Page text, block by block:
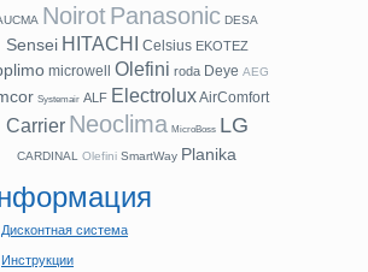
NoirotPanasonic DESA
Sensei HITACHI Celsius EKOTEZ
microwell Olefini roda Deye AEG
Systemair ALF ElectroluxAirComfort
Carrier Neoclima MicroBoss LG
CARDINAL Olefini SmartWay Planika
Дисконтная система
Инструкции